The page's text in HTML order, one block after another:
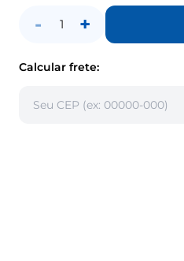
- 1 +
Calcular frete: